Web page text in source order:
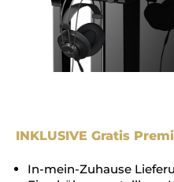
INKLUSIVE Gratis
In-mein-Zuhause